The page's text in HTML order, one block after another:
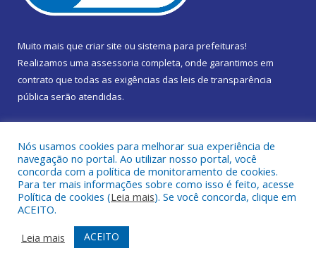
Muito mais que criar site ou sistema para prefeituras!
Realizamos uma assessoria completa, onde garantimos em
contrato que todas as exigências das leis de transparência
pública serão atendidas.
Todos os direitos reservados a Câmara Municipal de Marapanim.
Mapa do Site
Acessar Área Administrativa
Acessar Webmail
Nós usamos cookies para melhorar sua experiência de
navegação no portal. Ao utilizar nosso portal, você
concorda com a política de monitoramento de cookies.
Para ter mais informações sobre como isso é feito, acesse
Política de cookies (Leia mais). Se você concorda, clique em
ACEITO.
Leia mais
ACEITO